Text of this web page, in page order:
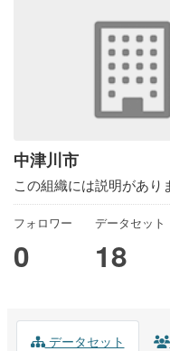
中津川市
この組織には説明があり
フォロワー
0
データセット
18
データセット